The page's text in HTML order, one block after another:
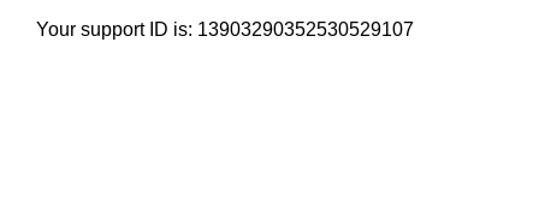
Your support ID is: 13903290352530529107